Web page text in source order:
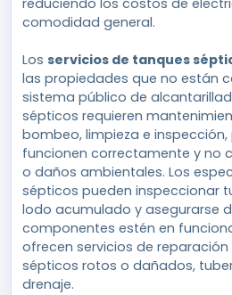
reduciendo los costos de
comodidad general.
Los servicios de tanques
las propiedades que no están
sistema público de
sépticos requieren
bombeo, limpieza e
funcionen correctamente y no
o daños ambientales. Los
sépticos pueden inspeccionar
lodo acumulado y asegurarse
componentes estén en
ofrecen servicios de
sépticos rotos o dañados,
drenaje.